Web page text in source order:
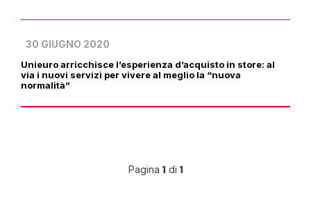
30 GIUGNO 2020
Unieuro arricchisce l’esperienza d’acquisto in store: al
via i nuovi servizi per vivere al meglio la “nuova
normalità”
Pagina 1di 1